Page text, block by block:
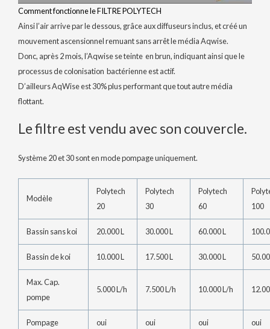
Comment fonctionne le FILTRE POLYTECH
Ainsi l’air arrive par le dessous, grâce aux diffuseurs inclus, et créé un
mouvement ascensionnel remuant sans arrêt le média Aqwise.
Donc, après 2 mois, l’Aqwise se teinte en brun, indiquant ainsi que le
processus de colonisation bactérienne est actif.
D’ailleurs AqWise est 30% plus performant que tout autre média
flottant.
Le filtre est vendu avec son couvercle.
Système 20 et 30 sont en mode pompage uniquement.
Modèle
Polytech
20
Polytech
30
Polytech
60
100
Bassin sans koi 20.000 L 30.000 L 60.000 L
Bassin de koi 10.000 L 17.500 L 30.000 L
Max. Cap.
pompe
5.000 L/h 7.500 L/h 10.000 L/h
Pompage oui oui oui oui